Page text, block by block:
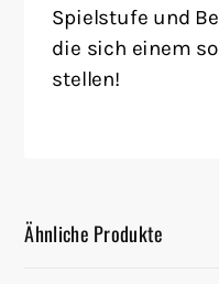
Spielstufe und
die sich einem
stellen!
Ähnliche Produkte